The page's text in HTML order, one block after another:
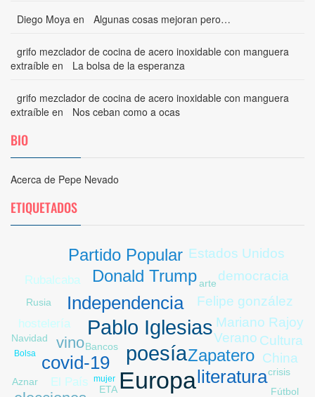
Diego Moya en Algunas cosas mejoran pero…
grifo mezclador de cocina de acero inoxidable con manguera
extraíble en La bolsa de la esperanza
grifo mezclador de cocina de acero inoxidable con manguera
extraíble en Nos ceban como a ocas
BIO
Acerca de Pepe Nevado
ETIQUETADOS
Europa
poesía
Pablo Iglesias
covid-19
literatura
Independencia
Zapatero
Donald Trump
Partido Popular
vino
Felipe gonzález
Mariano Rajoy
Cultura
democracia
China
Estados Unidos
Verano
hostelería
El País
Rubalcaba arte
crisis
Navidad
Aznar
ETA
Rusia
Bancos
Fútbol
Bolsa
mujer